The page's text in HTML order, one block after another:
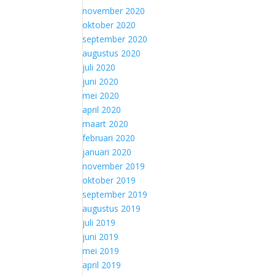
november 2020
oktober 2020
september 2020
augustus 2020
juli 2020
juni 2020
mei 2020
april 2020
maart 2020
februari 2020
januari 2020
november 2019
oktober 2019
september 2019
augustus 2019
juli 2019
juni 2019
mei 2019
april 2019